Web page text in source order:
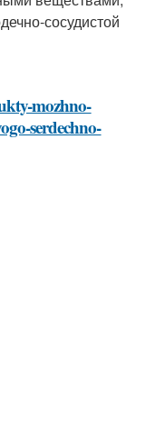
сосудистой
mozhno-
serdechno-